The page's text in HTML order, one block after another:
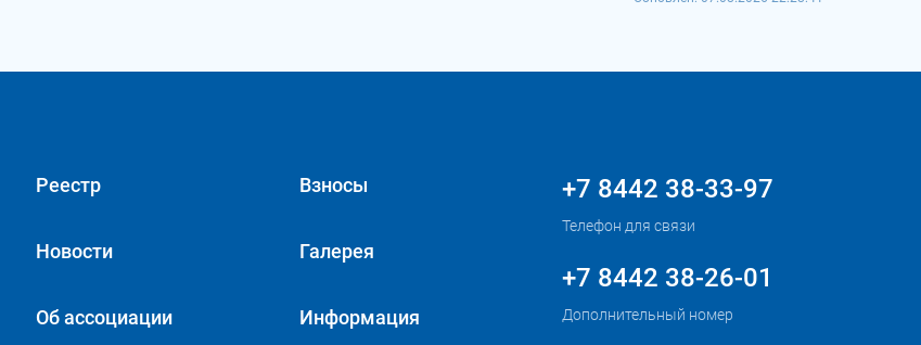
Реестр
Новости
Об ассоциации
Взносы
Галерея
Информация
+7 8442 38-33-97
Телефон для связи
+7 8442 38-26-01
Дополнительный номер